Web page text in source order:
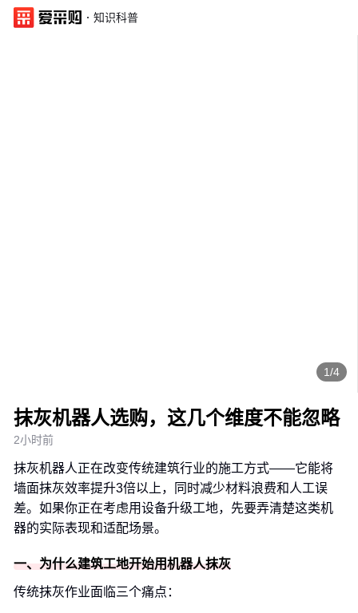
· 知识科普
1/4
抹灰机器人选购，这几个维度不能忽略
2小时前
抹灰机器人正在改变传统建筑行业的施工方式——它能将
墙面抹灰效率提升3倍以上，同时减少材料浪费和人工误
差。如果你正在考虑用设备升级工地，先要弄清楚这类机
器的实际表现和适配场景。
一、为什么建筑工地开始用机器人抹灰
传统抹灰作业面临三个痛点：